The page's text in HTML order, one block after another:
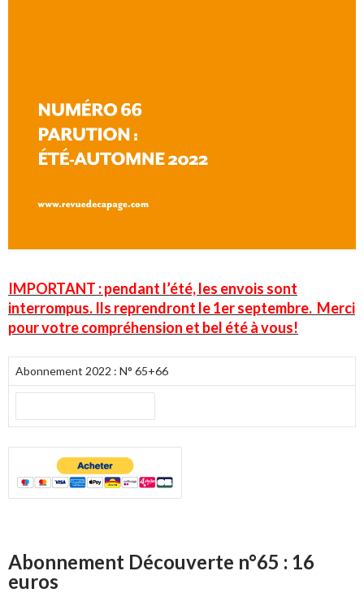
IMPORTANT : pendant l’été, les envois sont
interrompus. Ils reprendront le 1er septembre. Merci
pour votre compréhension et bel été à vous!
Abonnement 2022 : N° 65+66
Abonnement Découverte n°65 : 16
euros